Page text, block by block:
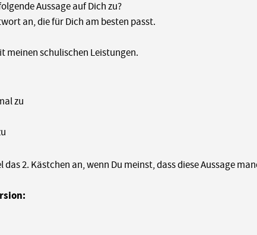
Aussage auf Dich zu?
an, die für Dich am besten passt.
meinen schulischen Leistungen.
zu
das 2. Kästchen an, wenn Du meinst, dass diese Aussage